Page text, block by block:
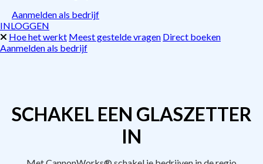
Aanmelden als bedrijf
INLOGGEN
Hoe het werkt Meest gestelde vragen Direct boeken
Aanmelden als bedrijf
SCHAKEL EEN GLASZETTER
IN